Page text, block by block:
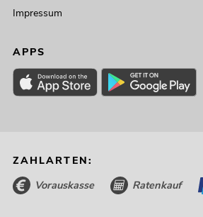
Impressum
APPS
ZAHLARTEN:
Vorauskasse Ratenkauf